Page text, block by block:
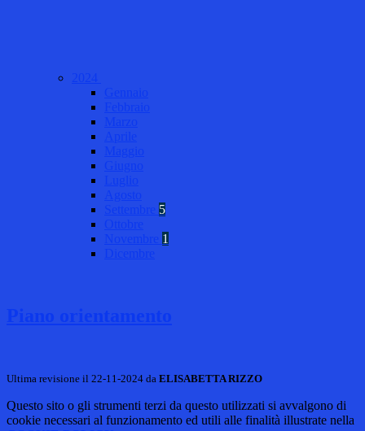
Gennaio
Febbraio
Marzo
Aprile
Maggio
Giugno
Luglio
Agosto
Settembre 5
Ottobre
Novembre 1
Dicembre
Piano orientamento
Ultima revisione il 22-11-2024 da ELISABETTA RIZZO
Questo sito o gli strumenti terzi da questo utilizzati si avvalgono di
cookie necessari al funzionamento ed utili alle finalità illustrate nella